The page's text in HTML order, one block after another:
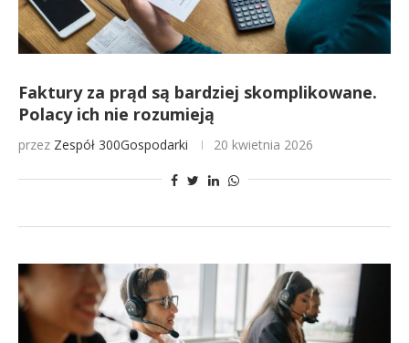
Faktury za prąd są bardziej skomplikowane.
Polacy ich nie rozumieją
przez Zespół 300Gospodarki 20 kwietnia 2026